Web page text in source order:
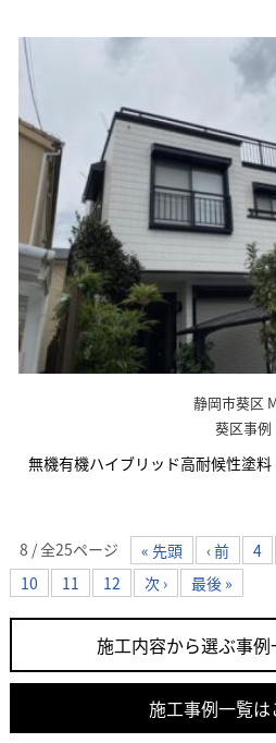
静岡市葵区
葵区事例
無機有機ハイブリッド高耐候性塗料
8 / 全25ページ « 先頭 ‹ 前 4
10
11 12 次 › 最後 »
施工内容から選ぶ事例
施工事例一覧は